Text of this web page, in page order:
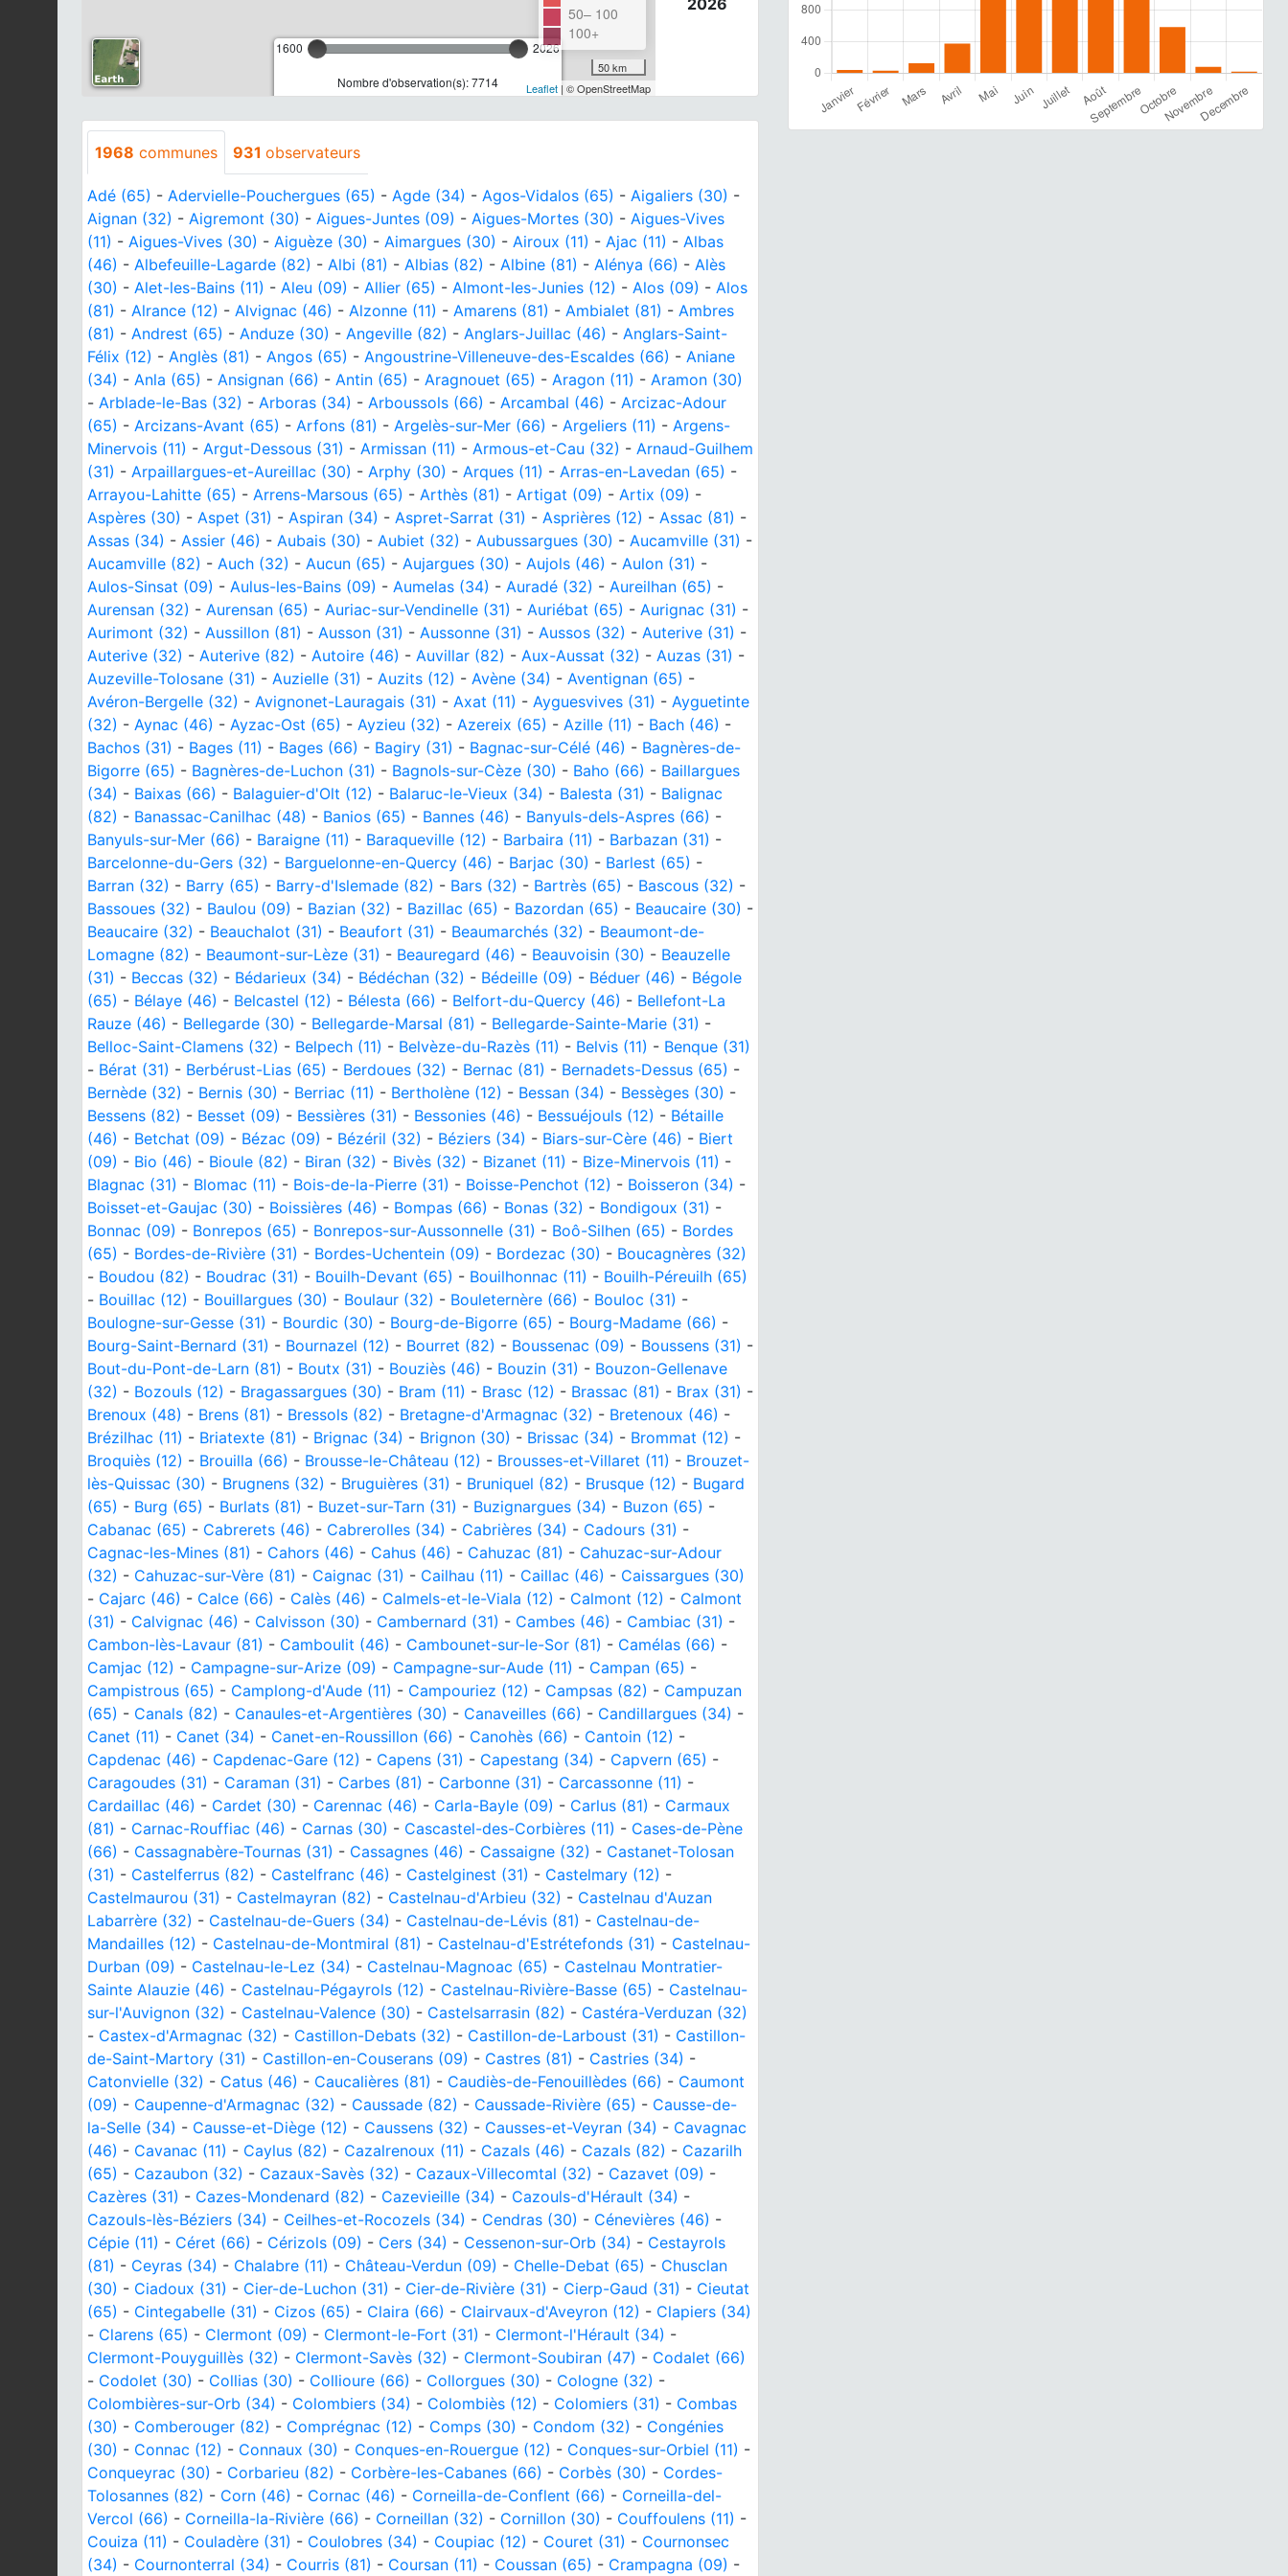
1600 2026
Nombre d'observation(s): 7714
50– 100
100+
50 km
Leaflet| © OpenStreetMap
1968 communes 931 observateurs
Adé (65) - Adervielle-Pouchergues (65) - Agde (34) - Agos-Vidalos (65) - Aigaliers (30) -
Aignan (32) - Aigremont (30) - Aigues-Juntes (09) - Aigues-Mortes (30) - Aigues-Vives
(11) - Aigues-Vives (30) - Aiguèze (30) - Aimargues (30) - Airoux (11) - Ajac (11) - Albas
(46) - Albefeuille-Lagarde (82) - Albi (81) - Albias (82) - Albine (81) - Alénya (66) - Alès
(30) - Alet-les-Bains (11) - Aleu (09) - Allier (65) - Almont-les-Junies (12) - Alos (09) - Alos
(81) - Alrance (12) - Alvignac (46) - Alzonne (11) - Amarens (81) - Ambialet (81) - Ambres
(81) - Andrest (65) - Anduze (30) - Angeville (82) - Anglars-Juillac (46) - Anglars-Saint-
Félix (12) - Anglès (81) - Angos (65) - Angoustrine-Villeneuve-des-Escaldes (66) - Aniane
(34) - Anla (65) - Ansignan (66) - Antin (65) - Aragnouet (65) - Aragon (11) - Aramon (30)
- Arblade-le-Bas (32) - Arboras (34) - Arboussols (66) - Arcambal (46) - Arcizac-Adour
(65) - Arcizans-Avant (65) - Arfons (81) - Argelès-sur-Mer (66) - Argeliers (11) - Argens-
Minervois (11) - Argut-Dessous (31) - Armissan (11) - Armous-et-Cau (32) - Arnaud-Guilhem
(31) - Arpaillargues-et-Aureillac (30) - Arphy (30) - Arques (11) - Arras-en-Lavedan (65) -
Arrayou-Lahitte (65) - Arrens-Marsous (65) - Arthès (81) - Artigat (09) - Artix (09) -
Aspères (30) - Aspet (31) - Aspiran (34) - Aspret-Sarrat (31) - Asprières (12) - Assac (81) -
Assas (34) - Assier (46) - Aubais (30) - Aubiet (32) - Aubussargues (30) - Aucamville (31) -
Aucamville (82) - Auch (32) - Aucun (65) - Aujargues (30) - Aujols (46) - Aulon (31) -
Aulos-Sinsat (09) - Aulus-les-Bains (09) - Aumelas (34) - Auradé (32) - Aureilhan (65) -
Aurensan (32) - Aurensan (65) - Auriac-sur-Vendinelle (31) - Auriébat (65) - Aurignac (31) -
Aurimont (32) - Aussillon (81) - Ausson (31) - Aussonne (31) - Aussos (32) - Auterive (31) -
Auterive (32) - Auterive (82) - Autoire (46) - Auvillar (82) - Aux-Aussat (32) - Auzas (31) -
Auzeville-Tolosane (31) - Auzielle (31) - Auzits (12) - Avène (34) - Aventignan (65) -
Avéron-Bergelle (32) - Avignonet-Lauragais (31) - Axat (11) - Ayguesvives (31) - Ayguetinte
(32) - Aynac (46) - Ayzac-Ost (65) - Ayzieu (32) - Azereix (65) - Azille (11) - Bach (46) -
Bachos (31) - Bages (11) - Bages (66) - Bagiry (31) - Bagnac-sur-Célé (46) - Bagnères-de-
Bigorre (65) - Bagnères-de-Luchon (31) - Bagnols-sur-Cèze (30) - Baho (66) - Baillargues
(34) - Baixas (66) - Balaguier-d'Olt (12) - Balaruc-le-Vieux (34) - Balesta (31) - Balignac
(82) - Banassac-Canilhac (48) - Banios (65) - Bannes (46) - Banyuls-dels-Aspres (66) -
Banyuls-sur-Mer (66) - Baraigne (11) - Baraqueville (12) - Barbaira (11) - Barbazan (31) -
Barcelonne-du-Gers (32) - Barguelonne-en-Quercy (46) - Barjac (30) - Barlest (65) -
Barran (32) - Barry (65) - Barry-d'Islemade (82) - Bars (32) - Bartrès (65) - Bascous (32) -
Bassoues (32) - Baulou (09) - Bazian (32) - Bazillac (65) - Bazordan (65) - Beaucaire (30) -
Beaucaire (32) - Beauchalot (31) - Beaufort (31) - Beaumarchés (32) - Beaumont-de-
Lomagne (82) - Beaumont-sur-Lèze (31) - Beauregard (46) - Beauvoisin (30) - Beauzelle
(31) - Beccas (32) - Bédarieux (34) - Bédéchan (32) - Bédeille (09) - Béduer (46) - Bégole
(65) - Bélaye (46) - Belcastel (12) - Bélesta (66) - Belfort-du-Quercy (46) - Bellefont-La
Rauze (46) - Bellegarde (30) - Bellegarde-Marsal (81) - Bellegarde-Sainte-Marie (31) -
Belloc-Saint-Clamens (32) - Belpech (11) - Belvèze-du-Razès (11) - Belvis (11) - Benque (31)
- Bérat (31) - Berbérust-Lias (65) - Berdoues (32) - Bernac (81) - Bernadets-Dessus (65) -
Bernède (32) - Bernis (30) - Berriac (11) - Bertholène (12) - Bessan (34) - Bessèges (30) -
Bessens (82) - Besset (09) - Bessières (31) - Bessonies (46) - Bessuéjouls (12) - Bétaille
(46) - Betchat (09) - Bézac (09) - Bézéril (32) - Béziers (34) - Biars-sur-Cère (46) - Biert
(09) - Bio (46) - Bioule (82) - Biran (32) - Bivès (32) - Bizanet (11) - Bize-Minervois (11) -
Blagnac (31) - Blomac (11) - Bois-de-la-Pierre (31) - Boisse-Penchot (12) - Boisseron (34) -
Boisset-et-Gaujac (30) - Boissières (46) - Bompas (66) - Bonas (32) - Bondigoux (31) -
Bonnac (09) - Bonrepos (65) - Bonrepos-sur-Aussonnelle (31) - Boô-Silhen (65) - Bordes
(65) - Bordes-de-Rivière (31) - Bordes-Uchentein (09) - Bordezac (30) - Boucagnères (32)
- Boudou (82) - Boudrac (31) - Bouilh-Devant (65) - Bouilhonnac (11) - Bouilh-Péreuilh (65)
- Bouillac (12) - Bouillargues (30) - Boulaur (32) - Bouleternère (66) - Bouloc (31) -
Boulogne-sur-Gesse (31) - Bourdic (30) - Bourg-de-Bigorre (65) - Bourg-Madame (66) -
Bourg-Saint-Bernard (31) - Bournazel (12) - Bourret (82) - Boussenac (09) - Boussens (31) -
Bout-du-Pont-de-Larn (81) - Boutx (31) - Bouziès (46) - Bouzin (31) - Bouzon-Gellenave
(32) - Bozouls (12) - Bragassargues (30) - Bram (11) - Brasc (12) - Brassac (81) - Brax (31) -
Brenoux (48) - Brens (81) - Bressols (82) - Bretagne-d'Armagnac (32) - Bretenoux (46) -
Brézilhac (11) - Briatexte (81) - Brignac (34) - Brignon (30) - Brissac (34) - Brommat (12) -
Broquiès (12) - Brouilla (66) - Brousse-le-Château (12) - Brousses-et-Villaret (11) - Brouzet-
lès-Quissac (30) - Brugnens (32) - Bruguières (31) - Bruniquel (82) - Brusque (12) - Bugard
(65) - Burg (65) - Burlats (81) - Buzet-sur-Tarn (31) - Buzignargues (34) - Buzon (65) -
Cabanac (65) - Cabrerets (46) - Cabrerolles (34) - Cabrières (34) - Cadours (31) -
Cagnac-les-Mines (81) - Cahors (46) - Cahus (46) - Cahuzac (81) - Cahuzac-sur-Adour
(32) - Cahuzac-sur-Vère (81) - Caignac (31) - Cailhau (11) - Caillac (46) - Caissargues (30)
- Cajarc (46) - Calce (66) - Calès (46) - Calmels-et-le-Viala (12) - Calmont (12) - Calmont
(31) - Calvignac (46) - Calvisson (30) - Cambernard (31) - Cambes (46) - Cambiac (31) -
Cambon-lès-Lavaur (81) - Camboulit (46) - Cambounet-sur-le-Sor (81) - Camélas (66) -
Camjac (12) - Campagne-sur-Arize (09) - Campagne-sur-Aude (11) - Campan (65) -
Campistrous (65) - Camplong-d'Aude (11) - Campouriez (12) - Campsas (82) - Campuzan
(65) - Canals (82) - Canaules-et-Argentières (30) - Canaveilles (66) - Candillargues (34) -
Canet (11) - Canet (34) - Canet-en-Roussillon (66) - Canohès (66) - Cantoin (12) -
Capdenac (46) - Capdenac-Gare (12) - Capens (31) - Capestang (34) - Capvern (65) -
Caragoudes (31) - Caraman (31) - Carbes (81) - Carbonne (31) - Carcassonne (11) -
Cardaillac (46) - Cardet (30) - Carennac (46) - Carla-Bayle (09) - Carlus (81) - Carmaux
(81) - Carnac-Rouffiac (46) - Carnas (30) - Cascastel-des-Corbières (11) - Cases-de-Pène
(66) - Cassagnabère-Tournas (31) - Cassagnes (46) - Cassaigne (32) - Castanet-Tolosan
(31) - Castelferrus (82) - Castelfranc (46) - Castelginest (31) - Castelmary (12) -
Castelmaurou (31) - Castelmayran (82) - Castelnau-d'Arbieu (32) - Castelnau d'Auzan
Labarrère (32) - Castelnau-de-Guers (34) - Castelnau-de-Lévis (81) - Castelnau-de-
Mandailles (12) - Castelnau-de-Montmiral (81) - Castelnau-d'Estrétefonds (31) - Castelnau-
Durban (09) - Castelnau-le-Lez (34) - Castelnau-Magnoac (65) - Castelnau Montratier-
Sainte Alauzie (46) - Castelnau-Pégayrols (12) - Castelnau-Rivière-Basse (65) - Castelnau-
sur-l'Auvignon (32) - Castelnau-Valence (30) - Castelsarrasin (82) - Castéra-Verduzan (32)
- Castex-d'Armagnac (32) - Castillon-Debats (32) - Castillon-de-Larboust (31) - Castillon-
de-Saint-Martory (31) - Castillon-en-Couserans (09) - Castres (81) - Castries (34) -
Catonvielle (32) - Catus (46) - Caucalières (81) - Caudiès-de-Fenouillèdes (66) - Caumont
(09) - Caupenne-d'Armagnac (32) - Caussade (82) - Caussade-Rivière (65) - Causse-de-
la-Selle (34) - Causse-et-Diège (12) - Caussens (32) - Causses-et-Veyran (34) - Cavagnac
(46) - Cavanac (11) - Caylus (82) - Cazalrenoux (11) - Cazals (46) - Cazals (82) - Cazarilh
(65) - Cazaubon (32) - Cazaux-Savès (32) - Cazaux-Villecomtal (32) - Cazavet (09) -
Cazères (31) - Cazes-Mondenard (82) - Cazevieille (34) - Cazouls-d'Hérault (34) -
Cazouls-lès-Béziers (34) - Ceilhes-et-Rocozels (34) - Cendras (30) - Cénevières (46) -
Cépie (11) - Céret (66) - Cérizols (09) - Cers (34) - Cessenon-sur-Orb (34) - Cestayrols
(81) - Ceyras (34) - Chalabre (11) - Château-Verdun (09) - Chelle-Debat (65) - Chusclan
(30) - Ciadoux (31) - Cier-de-Luchon (31) - Cier-de-Rivière (31) - Cierp-Gaud (31) - Cieutat
(65) - Cintegabelle (31) - Cizos (65) - Claira (66) - Clairvaux-d'Aveyron (12) - Clapiers (34)
- Clarens (65) - Clermont (09) - Clermont-le-Fort (31) - Clermont-l'Hérault (34) -
Clermont-Pouyguillès (32) - Clermont-Savès (32) - Clermont-Soubiran (47) - Codalet (66)
- Codolet (30) - Collias (30) - Collioure (66) - Collorgues (30) - Cologne (32) -
Colombières-sur-Orb (34) - Colombiers (34) - Colombiès (12) - Colomiers (31) - Combas
(30) - Comberouger (82) - Comprégnac (12) - Comps (30) - Condom (32) - Congénies
(30) - Connac (12) - Connaux (30) - Conques-en-Rouergue (12) - Conques-sur-Orbiel (11) -
Conqueyrac (30) - Corbarieu (82) - Corbère-les-Cabanes (66) - Corbès (30) - Cordes-
Tolosannes (82) - Corn (46) - Cornac (46) - Corneilla-de-Conflent (66) - Corneilla-del-
Vercol (66) - Corneilla-la-Rivière (66) - Corneillan (32) - Cornillon (30) - Couffoulens (11) -
Couiza (11) - Couladère (31) - Coulobres (34) - Coupiac (12) - Couret (31) - Cournonsec
(34) - Cournonterral (34) - Courris (81) - Coursan (11) - Coussan (65) - Crampagna (09) -